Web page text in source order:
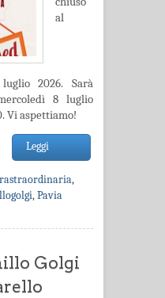
al
2026. Sarà
8 luglio
Vi aspettiamo!
Leggi
,
,Pavia
Golgi